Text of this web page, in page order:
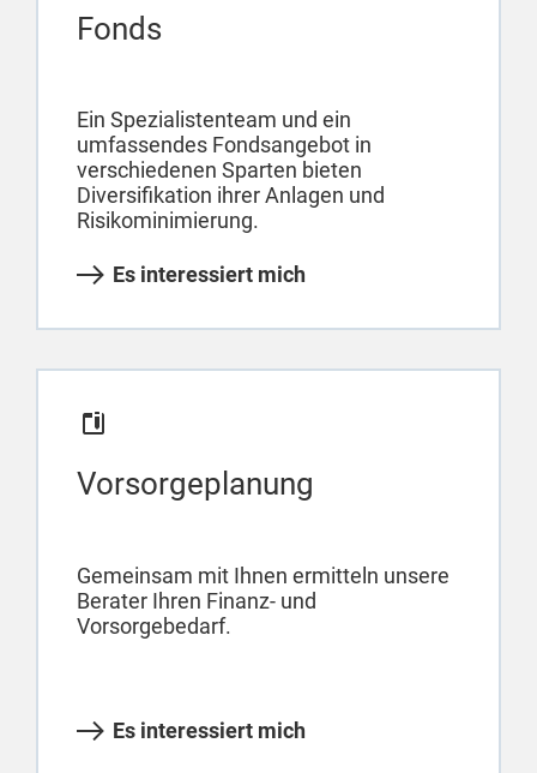
Fonds
Ein Spezialistenteam und ein
umfassendes Fondsangebot in
verschiedenen Sparten bieten
Diversifikation ihrer Anlagen und
Risikominimierung.
Es interessiert mich
Vorsorgeplanung
Gemeinsam mit Ihnen ermitteln unsere
Berater Ihren Finanz- und
Vorsorgebedarf.
Es interessiert mich